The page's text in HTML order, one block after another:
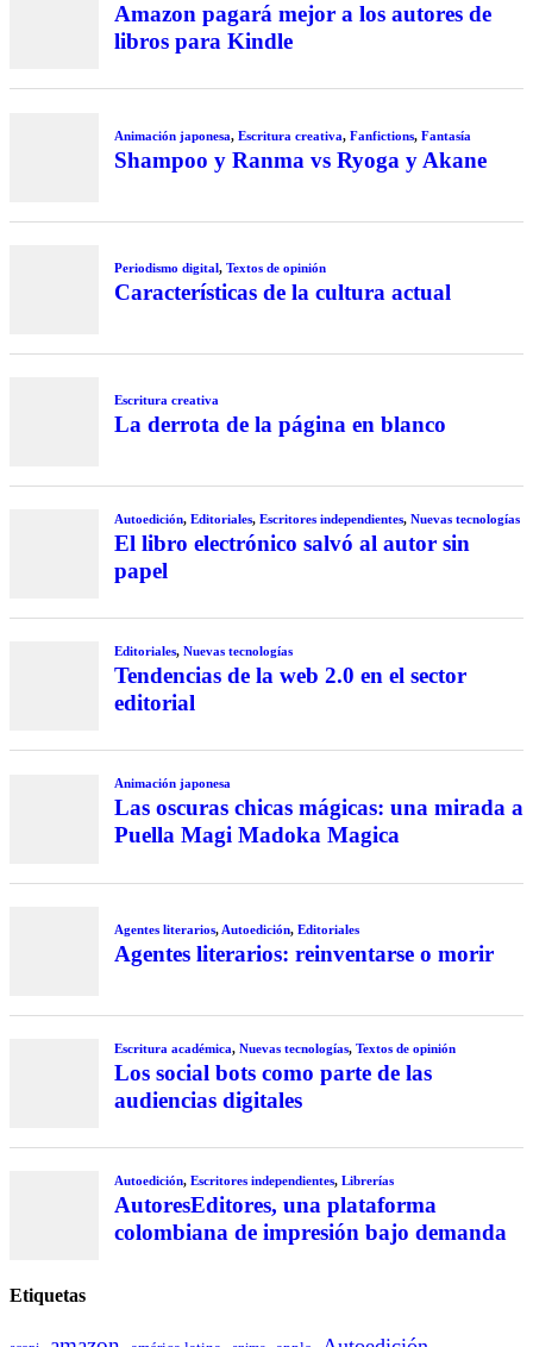
Amazon pagará mejor a los autores de
libros para Kindle
Animación japonesa, Escritura creativa, Fanfictions, Fantasía
Shampoo y Ranma vs Ryoga y Akane
Periodismo digital, Textos de opinión
Características de la cultura actual
Escritura creativa
La derrota de la página en blanco
Autoedición, Editoriales, Escritores independientes, Nuevas tecnologías
El libro electrónico salvó al autor sin
papel
Editoriales, Nuevas tecnologías
Tendencias de la web 2.0 en el sector
editorial
Animación japonesa
Las oscuras chicas mágicas: una mirada a
Puella Magi Madoka Magica
Agentes literarios, Autoedición, Editoriales
Agentes literarios: reinventarse o morir
Escritura académica, Nuevas tecnologías, Textos de opinión
Los social bots como parte de las
audiencias digitales
Autoedición, Escritores independientes, Librerías
AutoresEditores, una plataforma
colombiana de impresión bajo demanda
Etiquetas